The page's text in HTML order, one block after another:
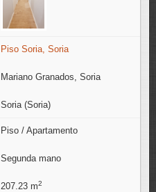
Piso Soria, Soria
Mariano Granados, Soria
Soria (Soria)
Piso / Apartamento
Segunda mano
207.23 m2